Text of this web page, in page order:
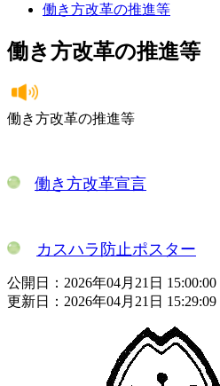
働き方改革の推進等
働き方改革の推進等
働き方改革の推進等
働き方改革宣言
カスハラ防止ポスター
公開日：2026年04月21日 15:00:00
更新日：2026年04月21日 15:29:09